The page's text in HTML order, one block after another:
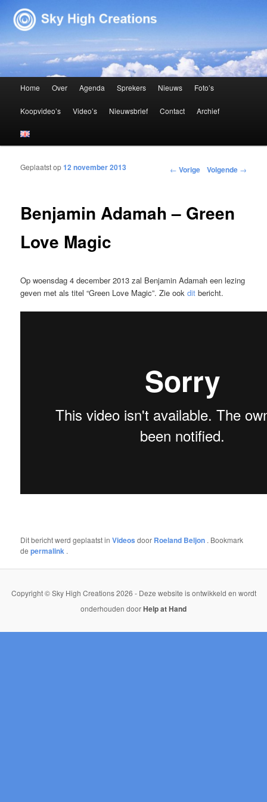
Sky High Creations
Spring naar de primaire inhoud
Spring naar de secundaire inhoud
Home Over Agenda Sprekers Nieuws Foto’s
Koopvideo’s Video’s Nieuwsbrief Contact Archief
Bericht navigatie ← Vorige Volgende →
Benjamin Adamah – Green
Love Magic
Geplaatst op12 november 2013
Op woensdag 4 december 2013 zal Benjamin Adamah een lezing
geven met als titel “Green Love Magic”. Zie ookdit bericht.
Dit bericht werd geplaatst inVideos door Roeland Beljon . Bookmark
depermalink .
Copyright © Sky High Creations 2026 - Deze website is ontwikkeld en wordt
onderhouden doorHelp at Hand